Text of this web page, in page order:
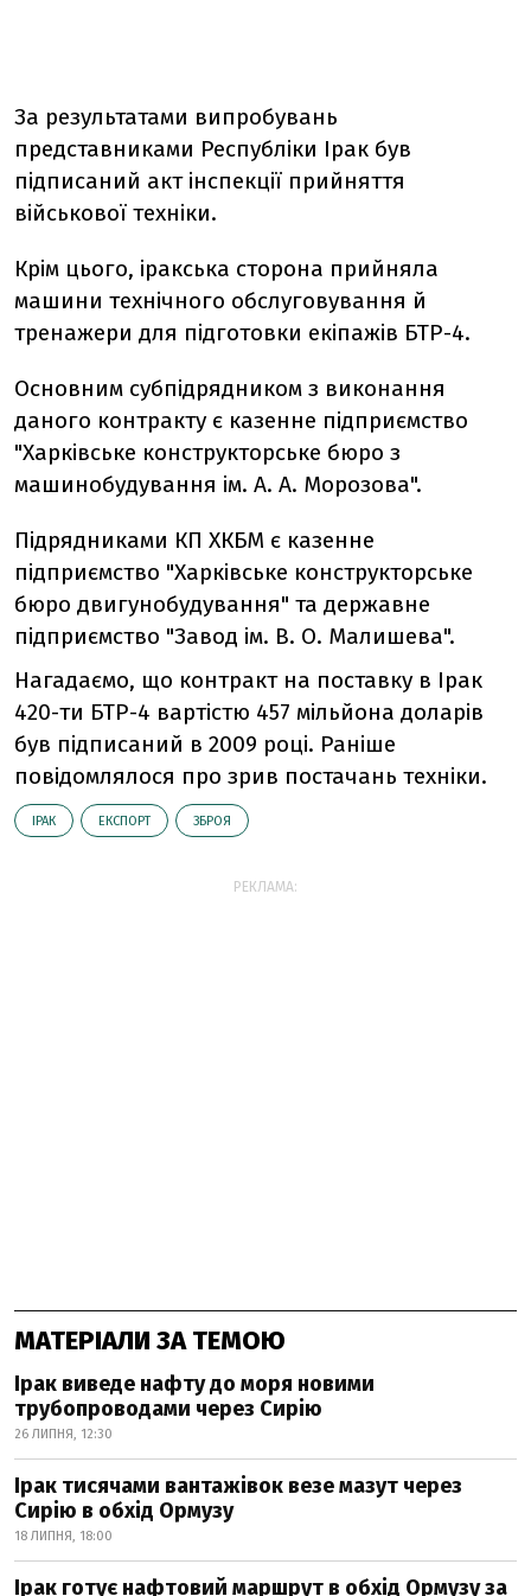
За результатами випробувань
представниками Республіки Ірак був
підписаний акт інспекції прийняття
військової техніки.
Крім цього, іракська сторона прийняла
машини технічного обслуговування й
тренажери для підготовки екіпажів БТР-4.
Ocновним субпідрядником з виконання
даного контракту є казенне підприємство
"Харківське конструкторське бюро з
машинобудування ім. А. А. Морозова".
Підрядниками КП ХКБМ є казенне
підприємство "Харківське конструкторське
бюро двигунобудування" та державне
підприємство "Завод ім. В. О. Малишева".
Нагадаємо, що контракт на поставку в Ірак
420-ти БТР-4 вартістю 457 мільйона доларів
був підписаний в 2009 році. Раніше
повідомлялося про зрив постачань техніки.
ІРАК ЕКСПОРТ ЗБРОЯ
РЕКЛАМА:
МАТЕРІАЛИ ЗА ТЕМОЮ
Ірак виведе нафту до моря новими
трубопроводами через Сирію
26 ЛИПНЯ, 12:30
Ірак тисячами вантажівок везе мазут через
Сирію в обхід Ормузу
18 ЛИПНЯ, 18:00
Ірак готує нафтовий маршрут в обхід Ормузу за